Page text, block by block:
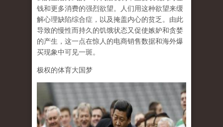
钱和更多消费的强烈欲望。人们用这种欲望来缓
解心理缺陷综合症，以及掩盖内心的贫乏。由此
导致的慢性而持久的饥饿状态又促使嫉妒和贪婪
的产生，这一点在惊人的电商销售数据和海外爆
买现象中可见一斑。
极权的体育大国梦